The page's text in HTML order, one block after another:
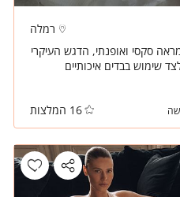
רמלה
סקסי ואופנתי, הדגש העיקרי
שימוש בבדים איכותיים
16 המלצות